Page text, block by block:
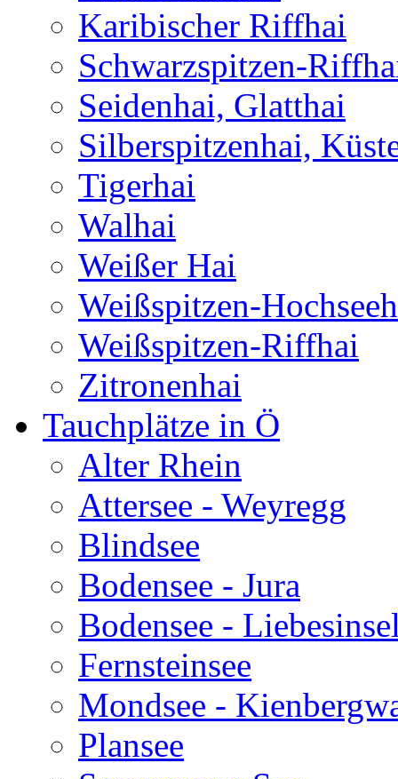
Karibischer Riffhai
Schwarzspitzen-
Seidenhai, Glatthai
Silberspitzenhai,
Tigerhai
Walhai
Weißer Hai
Weißspitzen-
Weißspitzen-Riffhai
Zitronenhai
Tauchplätze in Ö
Alter Rhein
Attersee - Weyregg
Blindsee
Bodensee - Jura
Bodensee -
Fernsteinsee
Mondsee -
Plansee